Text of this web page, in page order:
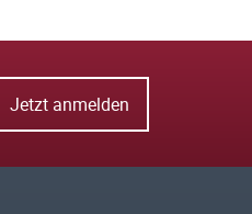
Jetzt anmelden